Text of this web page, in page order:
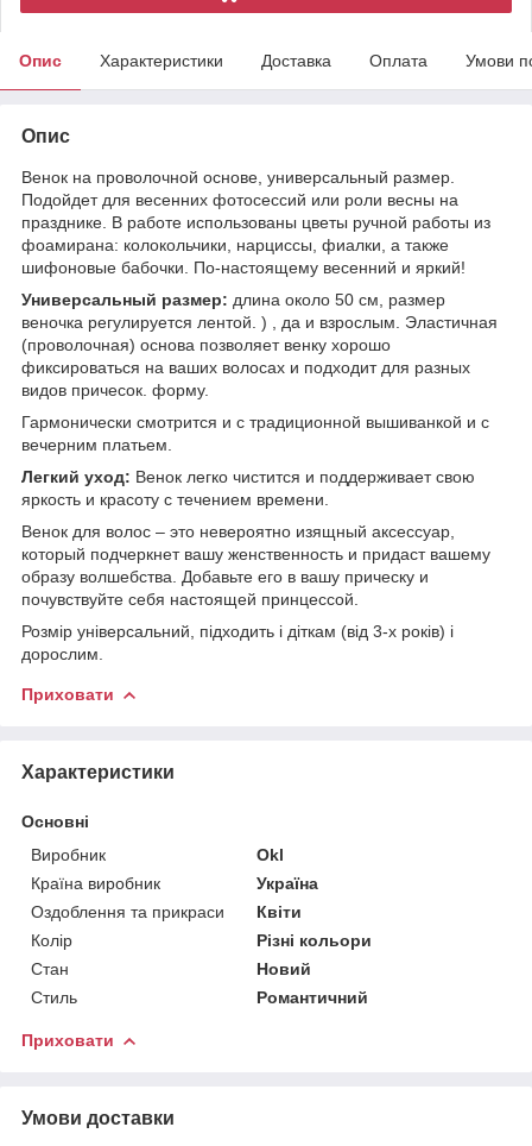
Опис Характеристики Доставка Оплата Умови
Опис
Венок на проволочной основе, универсальный размер.
Подойдет для весенних фотосессий или роли весны на
празднике. В работе использованы цветы ручной работы из
фоамирана: колокольчики, нарциссы, фиалки, а также
шифоновые бабочки. По-настоящему весенний и яркий!
Универсальный размер: длина около 50 см, размер
веночка регулируется лентой. ) , да и взрослым. Эластичная
(проволочная) основа позволяет венку хорошо
фиксироваться на ваших волосах и подходит для разных
видов причесок. форму.
Гармонически смотрится и с традиционной вышиванкой и с
вечерним платьем.
Легкий уход: Венок легко чистится и поддерживает свою
яркость и красоту с течением времени.
Венок для волос – это невероятно изящный аксессуар,
который подчеркнет вашу женственность и придаст вашему
образу волшебства. Добавьте его в вашу прическу и
почувствуйте себя настоящей принцессой.
Розмір універсальний, підходить і діткам (від 3-х років) і
дорослим.
Приховати
Характеристики
Основні
Виробник
Okl
Країна виробник
Україна
Оздоблення та прикраси
Квіти
Колір
Різні кольори
Стан
Новий
Стиль
Романтичний
Приховати
Умови доставки